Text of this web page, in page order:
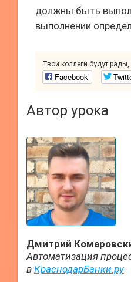
должны быть
выполнении
Твои коллеги будут рады,
Facebook
Автор урока
Дмитрий
Автоматизация
в КраснодарБанки.ру